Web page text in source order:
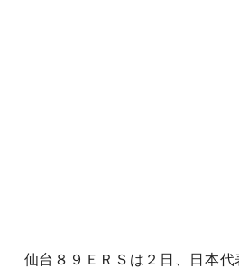
仙台８９ＥＲＳは２日、日本代